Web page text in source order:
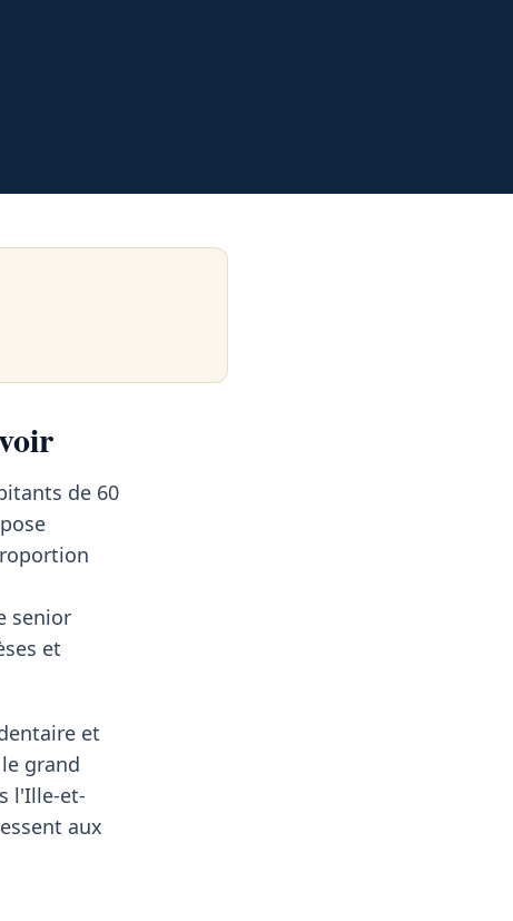
de 60
senior
et
et
grand
l'Ille-et-
aux